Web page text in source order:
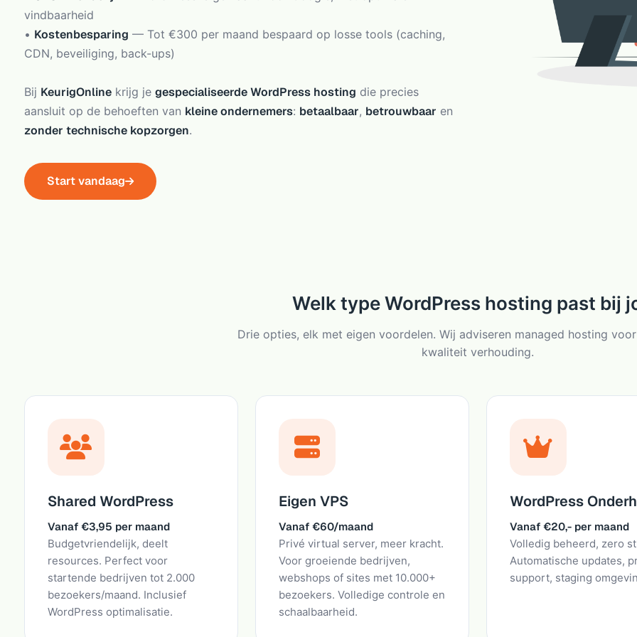
vindbaarheid
• Kostenbesparing — Tot €300 per maand bespaard op losse tools (caching,
CDN, beveiliging, back-ups)
Bij KeurigOnlinekrijg je gespecialiseerde WordPress hosting die precies
aansluit op de behoeften van kleine ondernemers: betaalbaar, betrouwbaar en
zonder technische kopzorgen.
Start vandaag
Welk type WordPress hosting past bij
Drie opties, elk met eigen voordelen. Wij adviseren managed hosting
kwaliteit verhouding.
Shared WordPress
Vanaf €3,95 per maand
Budgetvriendelijk, deelt
resources. Perfect voor
startende bedrijven tot 2.000
bezoekers/maand. Inclusief
WordPress optimalisatie.
Eigen VPS
Vanaf €60/maand
Privé virtual server, meer kracht.
Voor groeiende bedrijven,
webshops of sites met 10.000+
bezoekers. Volledige controle en
schaalbaarheid.
WordPress
Vanaf €20,- per maand
Volledig beheerd, zero
Automatische updates,
support, staging